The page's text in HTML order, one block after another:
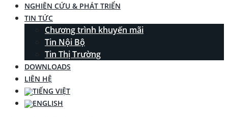
NGHIÊN CỨU & PHÁT TRIỂN
TIN TỨC
Chương trình khuyến mãi
Tin Nội Bộ
Tin Thị Trường
DOWNLOADS
LIÊN HỆ